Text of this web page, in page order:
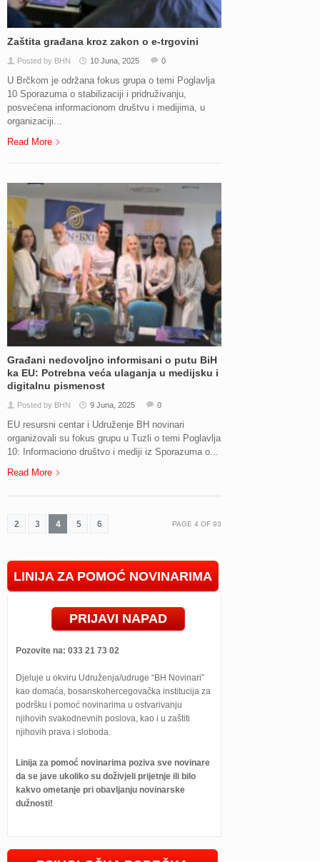
Zaštita građana kroz zakon o e-trgovini
Posted by BHN 10 Juna, 2025 0
U Brčkom je održana fokus grupa o temi Poglavlja
10 Sporazuma o stabilizaciji i pridruživanju,
posvećena informacionom društvu i medijima, u
organizaciji...
Read More
Građani nedovoljno informisani o putu BiH
ka EU: Potrebna veća ulaganja u medijsku i
digitalnu pismenost
Posted by BHN 9 Juna, 2025 0
EU resursni centar i Udruženje BH novinari
organizovali su fokus grupu u Tuzli o temi Poglavlja
10: Informaciono društvo i mediji iz Sporazuma o...
Read More
2 3 4 5 6 PAGE 4 OF 93
LINIJA ZA POMOĆ NOVINARIMA
PRIJAVI NAPAD
Pozovite na: 033 21 73 02
Djeluje u okviru Udruženja/udruge “BH Novinari”
kao domaća, bosanskohercegovačka institucija za
podršku i pomoć novinarima u ostvarivanju
njihovih svakodnevnih poslova, kao i u zaštiti
njihovih prava i sloboda.
Linija za pomoć novinarima poziva sve novinare
da se jave ukoliko su doživjeli prijetnje ili bilo
kakvo ometanje pri obavljanju novinarske
dužnosti!